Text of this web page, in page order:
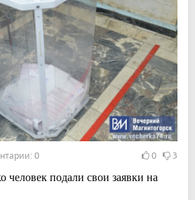
0 0 3
человек подали свои заявки на